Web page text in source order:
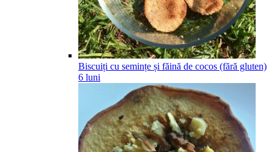
Biscuiți cu semințe și făină de cocos (fără gluten)
6 luni